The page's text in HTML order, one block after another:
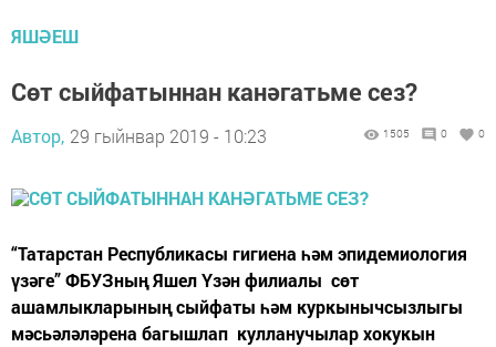
ЯШӘЕШ
Сөт сыйфатыннан канәгатьме сез?
Автор, 29 гыйнвар 2019 - 10:23 1505 0 0
​​​​​​​“Татарстан Республикасы гигиена һәм эпидемиология
үзәге” ФБУЗның Яшел Үзән филиалы сөт
ашамлыкларының сыйфаты һәм куркынычсызлыгы
мәсьәләләрена багышлап кулланучылар хокукын